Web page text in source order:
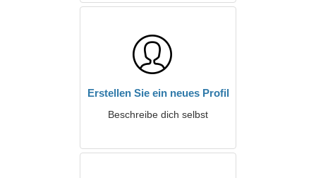
Erstellen Sie ein neues Profil
Beschreibe dich selbst